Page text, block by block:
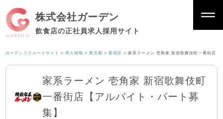
株式会社ガーデン
飲食店の正社員求人採用サイト
ガーデンリクルートサイト >求人情報 >東京都 >新宿区 >家系ラーメン 壱角家 新宿歌舞伎町一番街店【
家系ラーメン 壱角家 新宿歌舞伎町
一番街店【アルバイト・パート募
集】